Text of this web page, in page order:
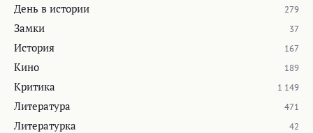
День в истории 279
Замки 37
История 167
Кино 189
Критика 1 149
Литература 471
Литературка 42